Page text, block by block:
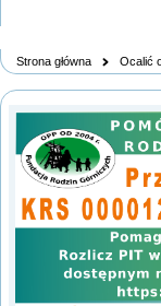
Strona główna Ocalić